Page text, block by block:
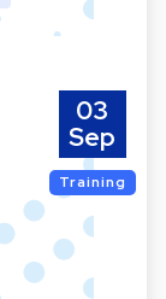
03
Sep
Training